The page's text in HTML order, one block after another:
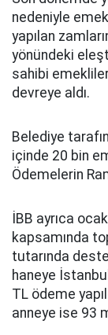
nedeniyle
yapılan
yönündeki
sahibi
devreye aldı.
Belediye
içinde 20 bin
Ödemelerin
İBB ayrıca
kapsamında
tutarında
haneye
TL ödeme
anneye ise 93